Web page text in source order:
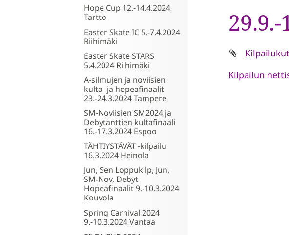
Hope Cup 12.-14.4.2024
Tartto
Easter Skate IC 5.-7.4.2024
Riihimäki
Easter Skate STARS
5.4.2024 Riihimäki
A-silmujen ja noviisien
kulta- ja hopeafinaalit
23.-24.3.2024 Tampere
SM-Noviisien SM2024 ja
Debytanttien kultafinaali
16.-17.3.2024 Espoo
TÄHTIYSTÄVÄT -kilpailu
16.3.2024 Heinola
Jun, Sen Loppukilp, Jun,
SM-Nov, Debyt
Hopeafinaalit 9.-10.3.2024
Kouvola
Spring Carnival 2024
9.-10.3.2024 Vantaa
Kilpailun